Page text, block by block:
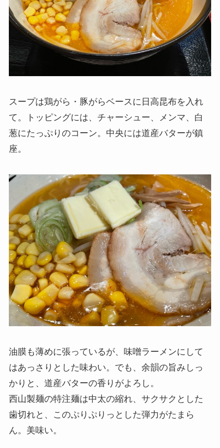
スープは鶏がら・豚がらベースに日高昆布を入れ
て。トッピングには、チャーシュー、メンマ、白
葱にたっぷりのコーン。中央には道産バターが鎮
座。
油膜も薄めに張っているが、味噌ラーメンにして
はあっさりとした味わい。でも、余韻の旨みしっ
かりと、道産バターの香りがよろし。
西山製麺の特注麺は中太の縮れ、サクサクとした
歯切れと、このぷりぷりっとした弾力がたまら
ん。美味い。